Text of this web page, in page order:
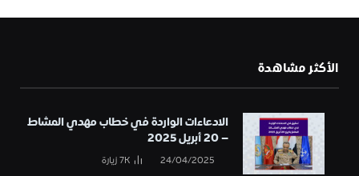
الأكثر مشاهدة
الادعاءات الواردة في خطاب مهدي المشاط
– 20 أبريل 2025
24/04/2025
7Kزيارة